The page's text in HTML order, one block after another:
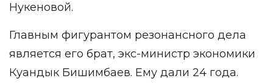
Нукеновой.
Главным фигурантом резонансного дела
является его брат, экс-министр экономики
Куандык Бишимбаев. Ему дали 24 года.